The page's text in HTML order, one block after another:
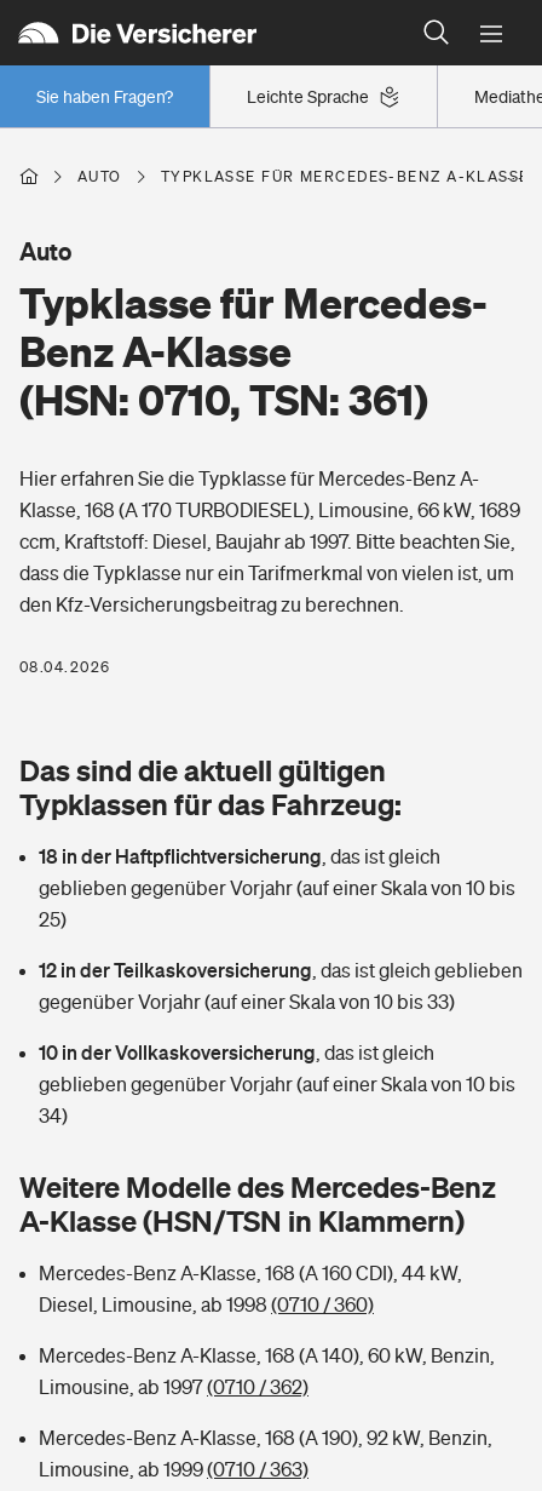
Leichte Sprache
Sie haben Fragen?
Wer versichert was: Jetzt Versicherer finden
Regionalklassen: So ist Ihre Region eingestuft
Wer versichert was: Jetzt Versicherer finden
Berufsunfähigkeitsversicherung
Arbeitsrechtsschutz
Berufshaftpflichtversicherung
Rentenrechner: Wie viel Geld bekomme ich im Alter?
Wer versichert was: Jetzt Versicherer finden
Sie haben Fragen?
Wohnen
Wohngebäudeversicherung
Hausratversicherung
Elementarversicherung
Photovoltaik
Wärmepumpen versichern
Vermieterrrechtsschutz
Mietkautionsversicherung
Restkreditversicherung
Zur Übersicht
Tools
Wer versichert was: Jetzt Versicherer finden
Sie haben Fragen?
Pri­vate Haft­pflicht­
Rechts­schutz­ver­si­che­rung
Kinderunfall­ver­si­che­rung
Reiseversicherung
Handyversicherung
Musikinstrumentenversicherung
Zur Übersicht
Tools
Kinderunfall-Check: Mehr Sicherheit für deine Kids
Gesundheit
Private Krankenversicherung
Tierkrankenversicherung
Zur Übersicht
Sie haben Fragen?
AUTO TYPKLASSE FÜR MERCEDES-BENZ A-KLASSE
Typklasse für Mercedes-
Benz A-Klasse
(HSN: 0710, TSN: 361)
Auto
Hier erfahren Sie die Typklasse für Mercedes-Benz A-
Klasse, 168 (A 170 TURBODIESEL), Limousine, 66 kW, 1689
ccm, Kraftstoff: Diesel, Baujahr ab 1997. Bitte beachten Sie,
dass die Typklasse nur ein Tarifmerkmal von vielen ist, um
den Kfz-Versicherungsbeitrag zu berechnen.
08.04.2026
Das sind die aktuell gültigen
Typklassen für das Fahrzeug:
18 in der Haftpflichtversicherung das ist gleich
geblieben gegenüber Vorjahr (auf einer Skala von 10 bis
25)
12 in der Teilkaskoversicherung das ist gleich geblieben
gegenüber Vorjahr (auf einer Skala von 10 bis 33)
10 in der Vollkaskoversicherung das ist gleich
geblieben gegenüber Vorjahr (auf einer Skala von 10 bis
34)
Weitere Modelle des Mercedes-Benz
A-Klasse (HSN/TSN in Klammern)
Mercedes-Benz A-Klasse, 168 (A 160 CDI), 44 kW,
Diesel, Limousine, ab 1998 (0710 / 360)
Mercedes-Benz A-Klasse, 168 (A 140), 60 kW, Benzin,
Limousine, ab 1997(0710 / 362)
Mercedes-Benz A-Klasse, 168 (A 190), 92 kW, Benzin,
Limousine, ab 1999(0710 / 363)